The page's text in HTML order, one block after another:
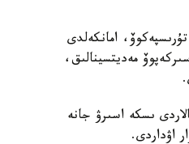
امانكەلدى
مەديتسينالىق،
ىسكە اسىرۋ جانە
اۋداردى.